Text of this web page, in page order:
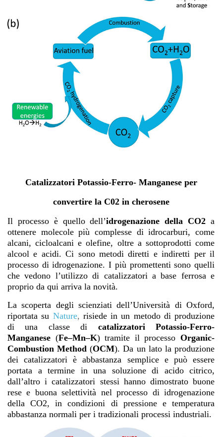
Catalizzatori Potassio-Ferro- Manganese per
convertire la C02 in cherosene
Il processo è quello dell’idrogenazione della CO2 a
ottenere molecole più complesse di idrocarburi, come
alcani, cicloalcani e olefine, oltre a sottoprodotti come
alcool e acidi. Ci sono metodi diretti e indiretti per il
processo di idrogenazione. I più promettenti sono quelli
che vedono l’utilizzo di catalizzatori a base ferrosa e
proprio da qui arriva la novità.
La scoperta degli scienziati dell’Università di Oxford,
riportata su Nature, risiede in un metodo di produzione
di una classe di catalizzatori Potassio-Ferro-
Manganese (Fe–Mn–K) tramite il processoOrganic-
Combustion Method (OCM). Da un lato la produzione
dei catalizzatori è abbastanza semplice e può essere
portata a termine in una soluzione di acido citrico,
dall’altro i catalizzatori stessi hanno dimostrato buone
rese e buona selettività nel processo di idrogenazione
della CO2, in condizioni di pressione e temperatura
abbastanza normali per i tradizionali processi industriali.